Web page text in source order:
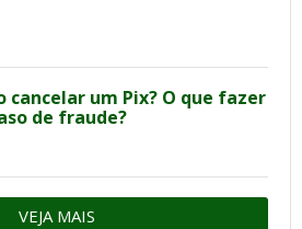
cancelar um Pix? O que fazer
de fraude?
VEJA MAIS